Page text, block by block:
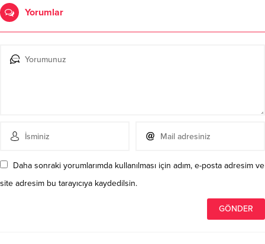
Yorumlar
Daha sonraki yorumlarımda kullanılması için adım, e-posta adresim ve
site adresim bu tarayıcıya kaydedilsin.